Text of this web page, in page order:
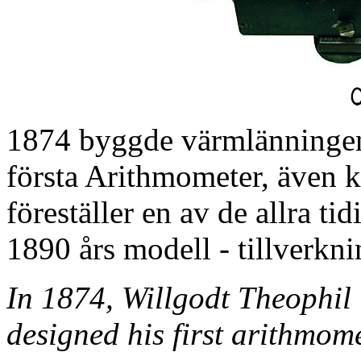
1874 byggde
första Arithmometer, även
föreställer en av de allra
1890 års modell -
In 1874, Willgodt Theophil
designed his first